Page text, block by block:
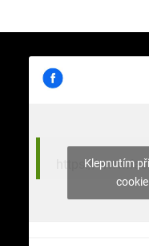
https://Klepnutím